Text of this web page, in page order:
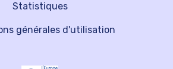
Statistiques
générales d'utilisation